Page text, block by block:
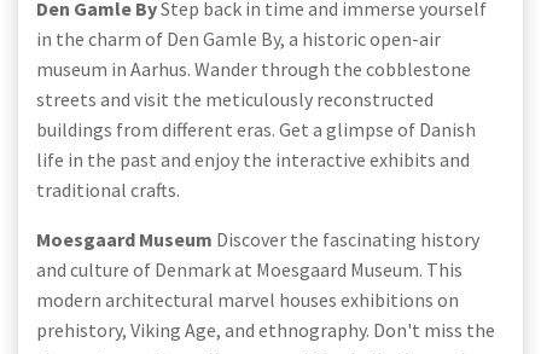
Den Gamle ByStep back in time and immerse yourself
in the charm of Den Gamle By, a historic open-air
museum in Aarhus. Wander through the cobblestone
streets and visit the meticulously reconstructed
buildings from different eras. Get a glimpse of Danish
life in the past and enjoy the interactive exhibits and
traditional crafts.
Moesgaard Museum Discover the fascinating history
and culture of Denmark at Moesgaard Museum. This
modern architectural marvel houses exhibitions on
prehistory, Viking Age, and ethnography. Don't miss the